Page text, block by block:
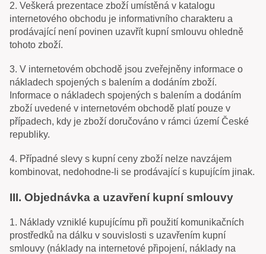
2. Veškerá prezentace zboží umístěná v katalogu
internetového obchodu je informativního charakteru a
prodávající není povinen uzavřít kupní smlouvu ohledně
tohoto zboží.
3. V internetovém obchodě jsou zveřejněny informace o
nákladech spojených s balením a dodáním zboží.
Informace o nákladech spojených s balením a dodáním
zboží uvedené v internetovém obchodě platí pouze v
případech, kdy je zboží doručováno v rámci území České
republiky.
4. Případné slevy s kupní ceny zboží nelze navzájem
kombinovat, nedohodne-li se prodávající s kupujícím jinak.
III. Objednávka a uzavření kupní smlouvy
1. Náklady vzniklé kupujícímu při použití komunikačních
prostředků na dálku v souvislosti s uzavřením kupní
smlouvy (náklady na internetové připojení, náklady na